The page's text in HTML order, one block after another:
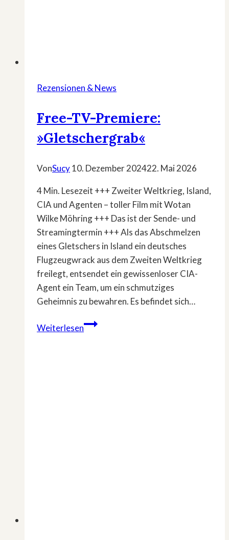
Rezensionen & News
Free-TV-Premiere:
»Gletschergrab«
VonSucy10. Dezember 202422. Mai 2026
4 Min. Lesezeit +++ Zweiter Weltkrieg, Island,
CIA und Agenten – toller Film mit Wotan
Wilke Möhring +++ Das ist der Sende- und
Streamingtermin +++ Als das Abschmelzen
eines Gletschers in Island ein deutsches
Flugzeugwrack aus dem Zweiten Weltkrieg
freilegt, entsendet ein gewissenloser CIA-
Agent ein Team, um ein schmutziges
Geheimnis zu bewahren. Es befindet sich…
WeiterlesenFree-